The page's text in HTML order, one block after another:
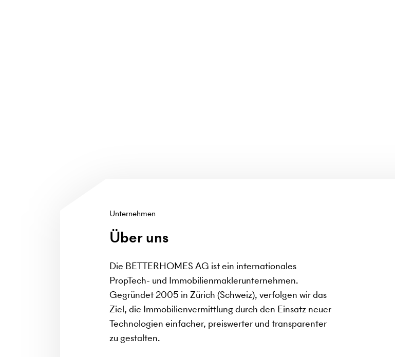
Unternehmen
Über uns
Die BETTERHOMES AG ist ein internationales
PropTech- und Immobilienmaklerunternehmen.
Gegründet 2005 in Zürich (Schweiz), verfolgen wir das
Ziel, die Immobilienvermittlung durch den Einsatz neuer
Technologien einfacher, preiswerter und transparenter
zu gestalten.